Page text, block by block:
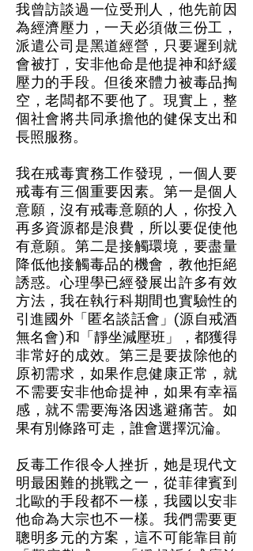
我曾訪談過一位受刑人，他先前因
為經濟壓力，一天必須做三份工，
派遣公司是黑道經營，只要遲到就
會被打，安非他命是他提神和紓緩
壓力的手段。但後來體力被毒品掏
空，老闆都不要他了。現實上，整
個社會將共同承擔他的健保支出和
長照服務。
我在戒毒實務工作發現，一個人要
戒毒有三個重要因素。第一是個人
意願，沒有戒毒意願的人，你投入
再多資源都是浪費，所以要促使他
有意願。第二是接觸環境，要盡量
降低他接觸毒品的機會，教他拒絕
誘惑。心理學已經發展出許多有效
方法，我在執行科期間也實驗性的
引進國外「匿名談話會」(源自戒酒
無名會)和「靜坐減壓班」，都獲得
非常好的成效。第三是要拔除他的
原初需求，如果作息健康正常，就
不需要安非他命提神，如果有幸福
感，就不需要海洛因逃避痛苦。如
果有別條路可走，誰會選擇沉淪。
反毒工作很令人挫折，她是現代文
明最困難的挑戰之一，從菲律賓到
北歐的手段都不一樣，我國以安非
他命為大宗也不一樣。我們需要更
聰明多元的方案，這不可能靠目前